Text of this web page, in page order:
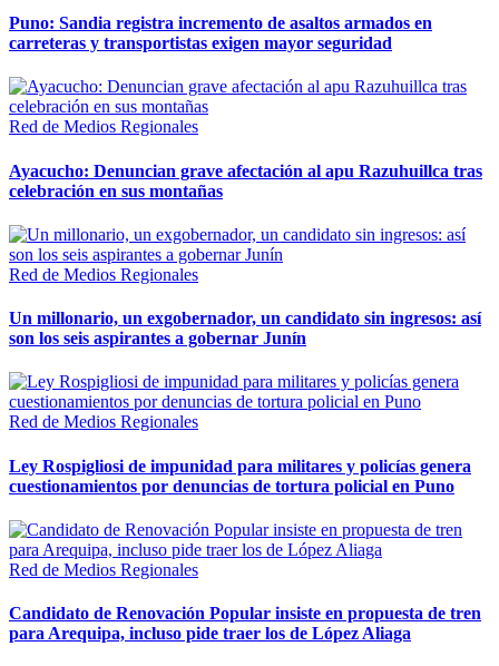
Puno: Sandia registra incremento de asaltos armados en
carreteras y transportistas exigen mayor seguridad
Red de Medios Regionales
Ayacucho: Denuncian grave afectación al apu Razuhuillca tras
celebración en sus montañas
Red de Medios Regionales
Un millonario, un exgobernador, un candidato sin ingresos: así
son los seis aspirantes a gobernar Junín
Red de Medios Regionales
Ley Rospigliosi de impunidad para militares y policías genera
cuestionamientos por denuncias de tortura policial en Puno
Red de Medios Regionales
Candidato de Renovación Popular insiste en propuesta de tren
para Arequipa, incluso pide traer los de López Aliaga